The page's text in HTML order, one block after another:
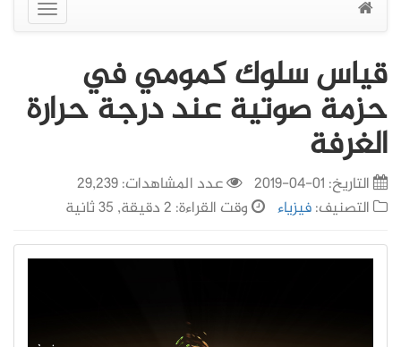
عرض
القائمة
قياس سلوك كمومي في
حزمة صوتية عند درجة حرارة
الغرفة
التاريخ: 01-04-2019
عدد المشاهدات: 29,239
التصنيف:فيزياء وقت القراءة: 2 دقيقة, 35 ثانية